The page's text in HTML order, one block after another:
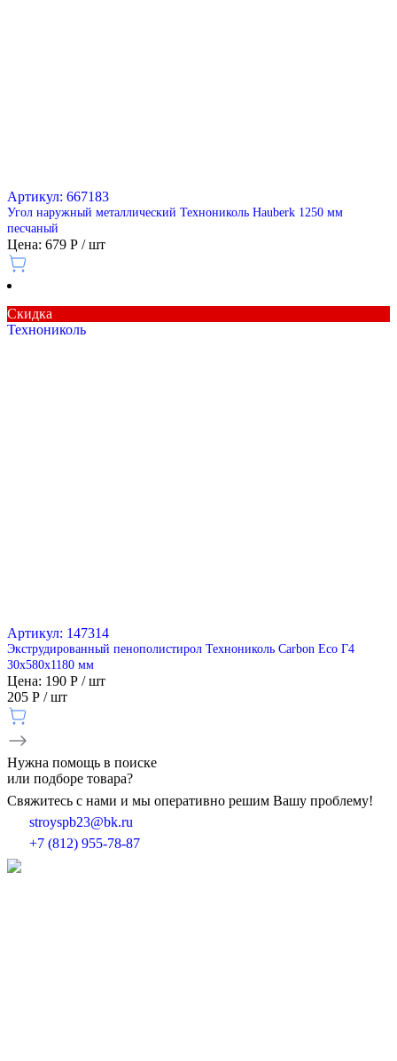
Артикул: 667183
Угол наружный металлический Технониколь Hauberk 1250 мм
песчаный
Цена: 679 Р / шт
Скидка
Технониколь
Артикул: 147314
Экструдированный пенополистирол Технониколь Carbon Eco Г4
30х580х1180 мм
Цена: 190 Р / шт
205 Р / шт
Нужна помощь в поиске
или подборе товара?
Свяжитесь с нами и мы оперативно решим Вашу проблему!
stroyspb23@bk.ru
+7 (812) 955-78-87